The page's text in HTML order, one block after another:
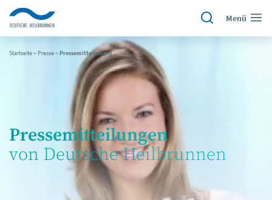
Menü
Startseite~ Presse~Pressemitteilungen
Pressemitteilungen
von Deutsche Heilbrunnen